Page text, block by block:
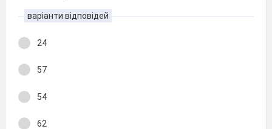
варіанти відповідей
24
57
54
62